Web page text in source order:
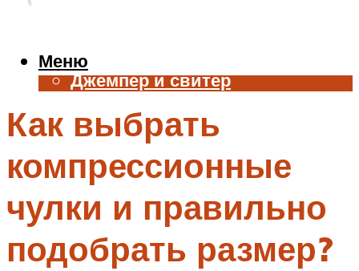
Жилет
Джемпер и свитер
Аксессуары
Меню
Меню
Как выбрать
компрессионные
чулки и правильно
подобрать размер?